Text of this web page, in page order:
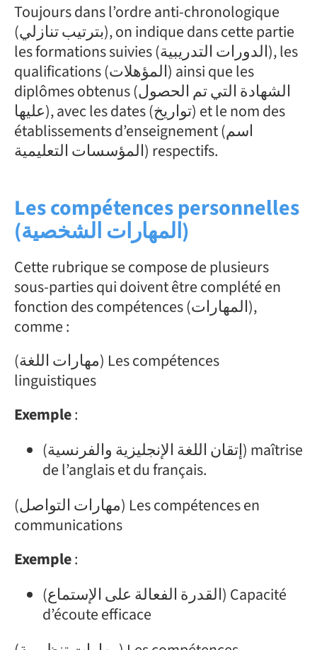
Toujours dans l’ordre anti-chronologique
(بترتيب تنازلي), on indique dans cette partie
les formations suivies (الدورات التدريبية), les
qualifications (المؤهلات) ainsi que les
diplômes obtenus (الشهادة التي تم الحصول
عليها), avec les dates (تواريخ) et le nom des
établissements d’enseignement (اسم
المؤسسات التعليمية) respectifs.
Les compétences personnelles
(المهارات الشخصية)
Cette rubrique se compose de plusieurs
sous-parties qui doivent être complété en
fonction des compétences (المهارات),
comme :
(مهارات اللغة) Les compétences
linguistiques
Exemple:
(إتقان اللغة الإنجليزية والفرنسية) maîtrise
de l’anglais et du français.
(مهارات التواصل) Les compétences en
communications
Exemple:
(القدرة الفعالة على الإستماع) Capacité
d’écoute efficace